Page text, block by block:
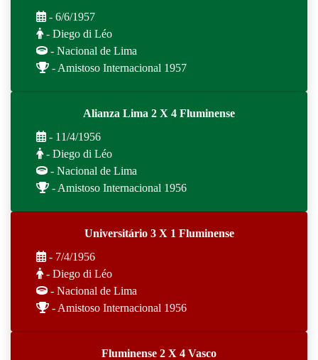
- 6/6/1957
- Diego di Léo
- Nacional de Lima
- Amistoso Internacional 1957
Alianza Lima 2 X 4 Fluminense
- 11/4/1956
- Diego di Léo
- Nacional de Lima
- Amistoso Internacional 1956
Universitário 3 X 1 Fluminense
- 7/4/1956
- Diego di Léo
- Nacional de Lima
- Amistoso Internacional 1956
Fluminense 2 X 4 Vasco